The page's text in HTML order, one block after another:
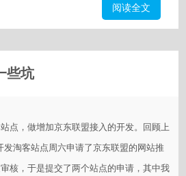
阅读全文
些坑
点，做增加京东联盟接入的开发。回顾上
发淘客站点周六申请了京东联盟的网站推
核，于是提交了两个站点的申请，其中我